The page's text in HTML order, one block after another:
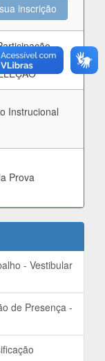
inscrição
-
LOGIN NO
Instrucional
Prova
- Vestibular
de Presença -